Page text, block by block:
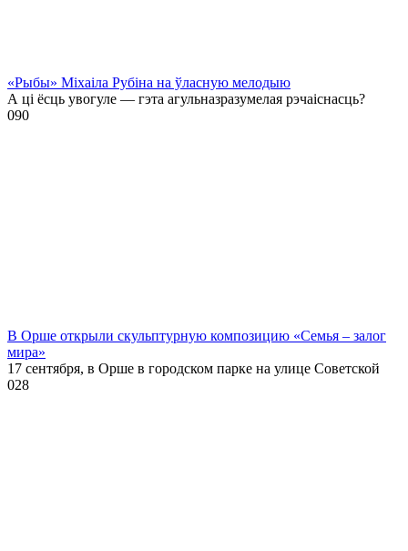
«Рыбы» Міхаіла Рубіна на ўласную мелодыю
А ці ёсць увогуле — гэта агульназразумелая рэчаіснасць?
090
В Орше открыли скульптурную композицию «Семья – залог
мира»
17 сентября, в Орше в городском парке на улице Советской
028